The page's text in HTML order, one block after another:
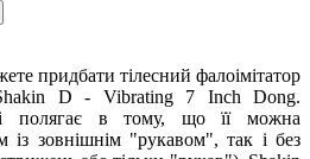
придбати тілесний фалоімітатор
D - Vibrating 7 Inch Dong.
полягає в тому, що її можна
із зовнішнім "рукавом", так і без